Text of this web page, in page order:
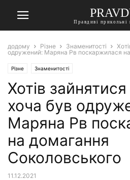
Правдиві прикольні
додому Різне Знаменитості
одружений: Маряна Рв поскаржилася
Різне Знаменитості
Хотів
хоча був
Маряна Рв
на домагання
Соколовського
11.12.2021